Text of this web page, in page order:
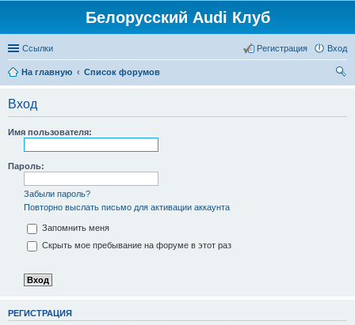
Белорусский Audi Клуб
Ссылки Вход
Регистрация
На главную
Список форумов
Вход
Имя пользователя:
Пароль:
Забыли пароль?
Повторно выслать письмо для активации аккаунта
Запомнить меня
Скрыть мое пребывание на форуме в этот раз
РЕГИСТРАЦИЯ